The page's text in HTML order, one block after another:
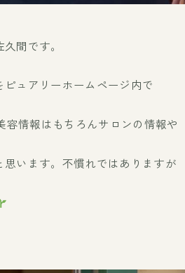
間です。
ュアリーホームページ内で
容情報はもちろんサロンの情報や
います。不慣れではありますが